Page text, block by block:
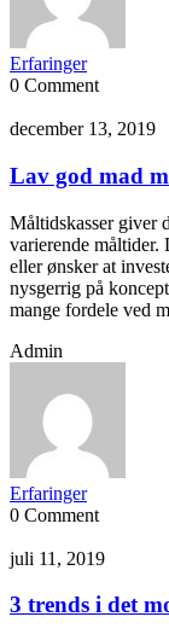
Erfaringer
0 Comment
december 13, 2019
Lav god mad
Måltidskasser giver
varierende måltider.
eller ønsker at
nysgerrig på
mange fordele ved
Admin
Erfaringer
0 Comment
juli 11, 2019
3 trends i det